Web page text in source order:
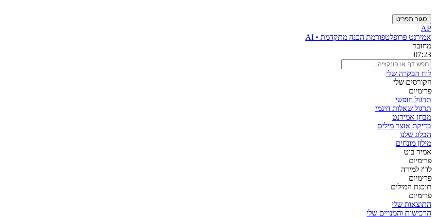
סגור תפריט
AP
אמירנט פרופלטפורמת הכנה מתקדמת • AI
מחובר
07:23
לוח הבקרה שלי
הקורסים שלי
פרימיום
תרגול חופשי
תרגול שאלות חינמי
מבחן אמירנט
בדיקת אוצר מילים
הבלוג שלנו
מילון מונחים
אמיר בוט
פרימיום
לו"ז למידה
פרימיום
תוכנת המילים
פרימיום
התוצאות שלי
הרכישות והמנויים שלי